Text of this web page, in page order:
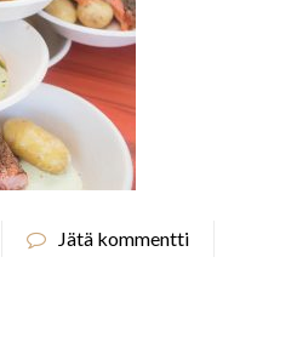
Jätä kommentti